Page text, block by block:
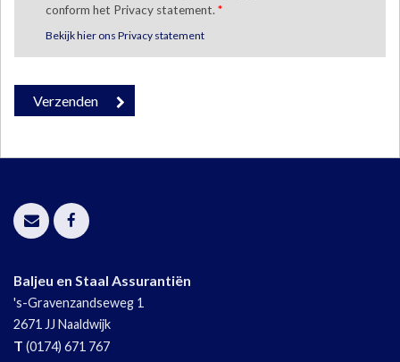
conform het Privacy statement. *
Bekijk hier ons Privacy statement
Baljeu en Staal Assurantiën
's-Gravenzandseweg 1
2671 JJ Naaldwijk
T (0174) 671 767